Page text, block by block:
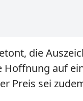
die
auf
Preis sei